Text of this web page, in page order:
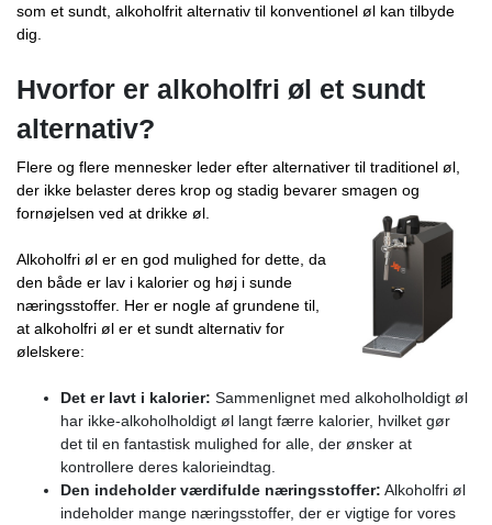
som et sundt, alkoholfrit alternativ til konventionel øl kan tilbyde
dig.
Hvorfor er alkoholfri øl et sundt
alternativ?
Flere og flere mennesker leder efter alternativer til traditionel øl,
der ikke belaster deres krop og stadig bevarer smagen og
fornøjelsen ved at drikke øl.
Alkoholfri øl er en god mulighed for dette, da
den både er lav i kalorier og høj i sunde
næringsstoffer. Her er nogle af grundene til,
at alkoholfri øl er et sundt alternativ for
ølelskere:
Det er lavt i kalorier: Sammenlignet med alkoholholdigt øl
har ikke-alkoholholdigt øl langt færre kalorier, hvilket gør
det til en fantastisk mulighed for alle, der ønsker at
kontrollere deres kalorieindtag.
Den indeholder værdifulde næringsstoffer: Alkoholfri øl
indeholder mange næringsstoffer, der er vigtige for vores